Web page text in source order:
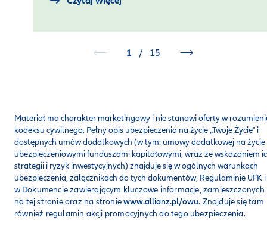
1 / 15
Materiał ma charakter marketingowy i nie stanowi oferty w
kodeksu cywilnego. Pełny opis ubezpieczenia na życie „Twoje Życie" i
dostępnych umów dodatkowych (w tym: umowy dodatkowej na życie
ubezpieczeniowymi funduszami kapitałowymi, wraz ze wskazaniem
strategii i ryzyk inwestycyjnych) znajduje się w ogólnych warunkach
ubezpieczenia, załącznikach do tych dokumentów, Regulaminie UFK i
wDokumencie zawierającym kluczowe informacje, zamieszczonych
na tej stronie oraz na stroniewww.allianz.pl/owu. Znajduje się tam
również regulamin akcji promocyjnych do tego ubezpieczenia.